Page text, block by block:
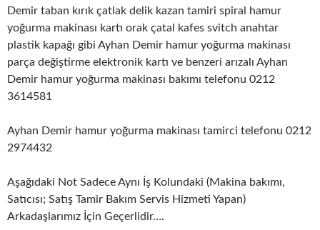
Demir taban kırık çatlak delik kazan tamiri spiral hamur
yoğurma makinası kartı orak çatal kafes svitch anahtar
plastik kapağı gibi Ayhan Demir hamur yoğurma makinası
parça değiştirme elektronik kartı ve benzeri arızalı Ayhan
Demir hamur yoğurma makinası bakımı telefonu 0212
3614581
Ayhan Demir hamur yoğurma makinası tamirci telefonu 0212
2974432
Aşağıdaki Not Sadece Aynı İş Kolundaki (Makina bakımı,
Satıcısı; Satış Tamir Bakım Servis Hizmeti Yapan)
Arkadaşlarımız İçin Geçerlidir….